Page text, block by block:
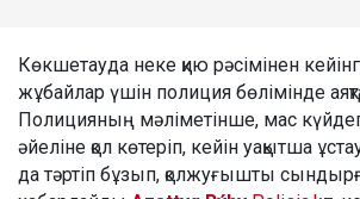
Көкшетауда неке қию рәсімінен
жұбайлар үшін полиция бөлімінде
Полицияның мәліметінше, мас
әйеліне қол көтеріп, кейін уақытша
да тәртіп бұзып, қолжуғышты